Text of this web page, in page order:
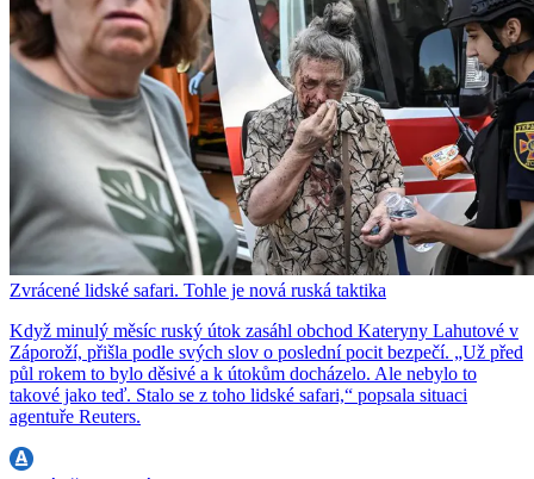
Zvrácené lidské safari. Tohle je nová ruská taktika
Když minulý měsíc ruský útok zasáhl obchod Kateryny Lahutové v
Záporoží, přišla podle svých slov o poslední pocit bezpečí. „Už před
půl rokem to bylo děsivé a k útokům docházelo. Ale nebylo to
takové jako teď. Stalo se z toho lidské safari,“ popsala situaci
agentuře Reuters.